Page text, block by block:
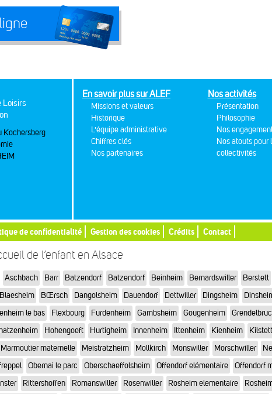
Loisirs
Kochersberg
En savoir plus sur ALEF
Missions et valeurs
Historique
L'équipe administrative
Chiffres clés
Nos partenaires
Nos activités
Présentation
Philosophie
Nos
Nos atouts pour
collectivités
de confidentialité Gestion des cookies Crédits Contact
de l’enfant en Alsace
Aschbach Barr Batzendorf Batzendorf Beinheim Bernardswiller Berstett
Blaesheim BŒrsch Dangolsheim Dauendorf Dettwiller Dingsheim
le bas Flexbourg Furdenheim Gambsheim Gougenheim
Hohengoeft Hurtigheim Innenheim Ittenheim Kienheim Kilstett
Marmoutier maternelle Meistratzheim Mollkirch Monswiller Morschwiller
Obernai le parc Oberschaeffolsheim Offendorf elémentaire Offendorf
Rittershoffen Romanswiller Rosenwiller Rosheim elementaire